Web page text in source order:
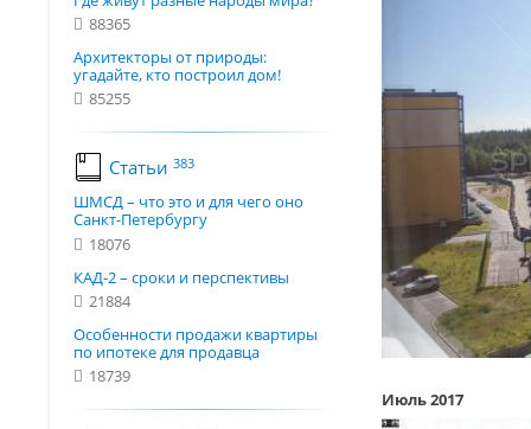
88365
Архитекторы от природы:
угадайте, кто построил дом!
85255
Статьи 383
ШМСД – что это и для чего оно
Санкт-Петербургу
18076
КАД-2 – сроки и перспективы
21884
Особенности продажи квартиры
по ипотеке для продавца
18739
Июль 2017